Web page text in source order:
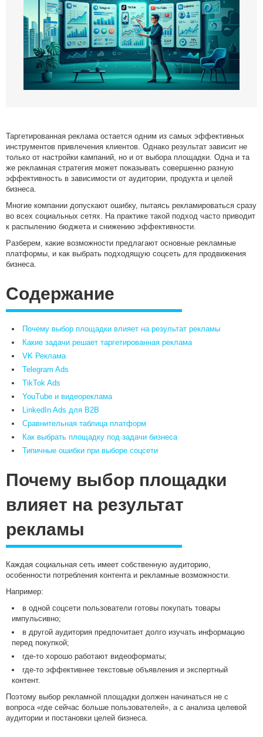
Медийные размещения
Разработка Digital стратегии
Комплексная веб-аналитика
SMM продвижение
SMM Телеграм
SMM ВКонтакте
SERM — Управление репутацией в интернете
Продвижение на ПромоСтраницах Яндекс
Брендформанс-маркетинг
DOOH‑реклама
Таргетированная реклама остается одним из самых эффективных
инструментов привлечения клиентов. Однако результат зависит не
только от настройки кампаний, но и от выбора площадки. Одна и та
же рекламная стратегия может показывать совершенно разную
эффективность в зависимости от аудитории, продукта и целей
бизнеса.
Многие компании допускают ошибку, пытаясь рекламироваться сразу
во всех социальных сетях. На практике такой подход часто приводит
к распылению бюджета и снижению эффективности.
Разберем, какие возможности предлагают основные рекламные
платформы, и как выбрать подходящую соцсеть для продвижения
бизнеса.
Содержание
Почему выбор площадки влияет на результат рекламы
Какие задачи решает таргетированная реклама
VK Реклама
Telegram Ads
TikTok Ads
YouTube и видеореклама
LinkedIn Ads для B2B
Сравнительная таблица платформ
Как выбрать площадку под задачи бизнеса
Типичные ошибки при выборе соцсети
Почему выбор площадки
влияет на результат
рекламы
Каждая социальная сеть имеет собственную аудиторию,
особенности потребления контента и рекламные возможности.
Например:
в одной соцсети пользователи готовы покупать товары
импульсивно;
в другой аудитория предпочитает долго изучать информацию
перед покупкой;
где-то хорошо работают видеоформаты;
где-то эффективнее текстовые объявления и экспертный
контент.
Поэтому выбор рекламной площадки должен начинаться не с
вопроса «где сейчас больше пользователей», а с анализа целевой
аудитории и постановки целей бизнеса.